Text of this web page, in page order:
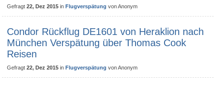
Gefragt 22, Dez 2015 inFlugverspätung vonAnonym
Condor Rückflug DE1601 von Heraklion nach
München Verspätung über Thomas Cook
Reisen
Gefragt 22, Dez 2015 inFlugverspätung vonAnonym